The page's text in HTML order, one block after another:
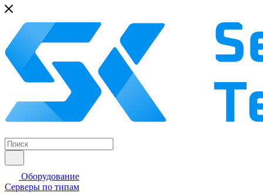
Оборудование
Серверы по типам